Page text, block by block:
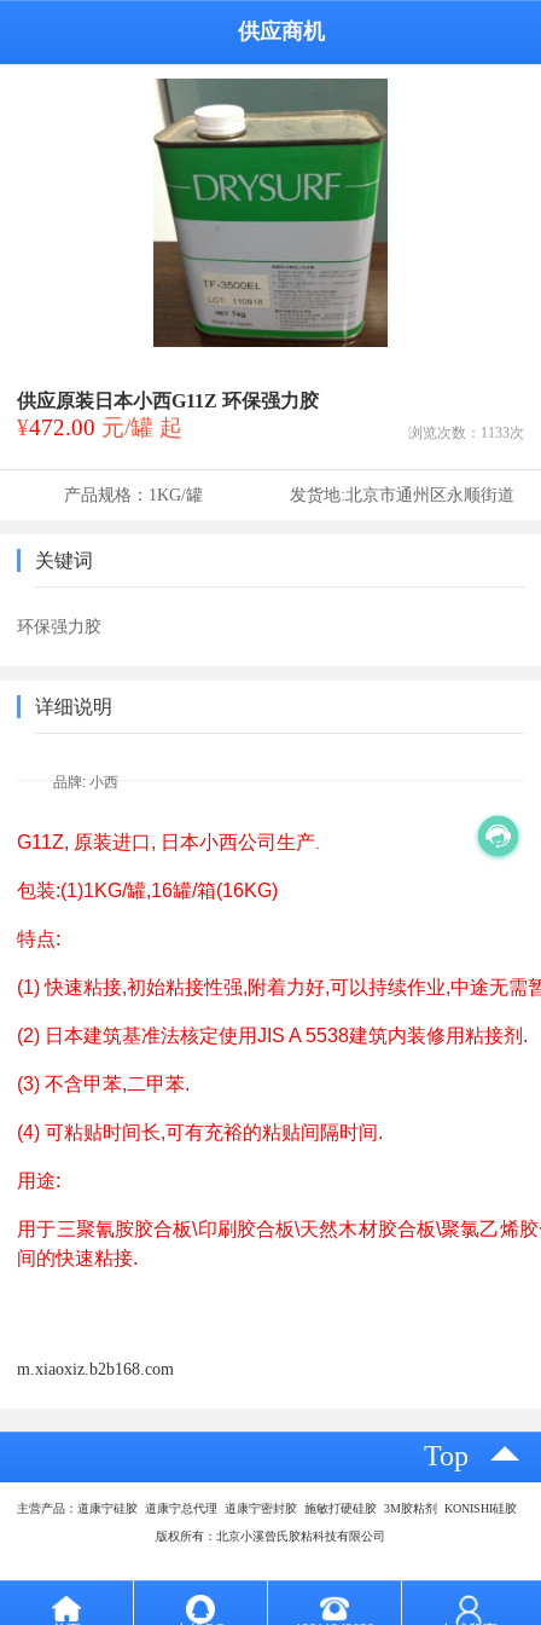
供应商机
供应原装日本小西G11Z 环保强力胶
¥472.00 元/罐 起 浏览次数： 1133次
产品规格： 1KG/罐 发货地:北京市通州区永顺街道
关键词
环保强力胶
详细说明
品牌: 小西
G11Z, 原装进口, 日本小西公司生产
包装:(1)1KG/罐,16罐/箱(16KG)
特点:
(1) 快速粘接,初始粘接性强,附着力好,可以持续作业,中途无需
(2) 日本建筑基准法核定使用JIS A 5538建筑内装修用粘接剂.
(3) 不含甲苯,二甲苯.
(4) 可粘贴时间长,可有充裕的粘贴间隔时间.
用途:
用于三聚氰胺胶合板\印刷胶合板\天然木材胶合板\聚氯乙烯
间的快速粘接.
m.xiaoxiz.b2b168.com
Top
主营产品：道康宁硅胶 道康宁总代理 道康宁密封胶 施敏打硬硅胶 3M胶粘剂 KONISHI硅胶
版权所有：北京小溪曾氏胶粘科技有限公司